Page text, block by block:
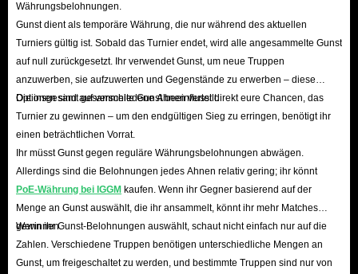
Währungsbelohnungen.
Gunst dient als temporäre Währung, die nur während des aktuellen
Turniers gültig ist. Sobald das Turnier endet, wird alle angesammelte Gunst
auf null zurückgesetzt. Ihr verwendet Gunst, um neue Truppen
anzuwerben, sie aufzuwerten und Gegenstände zu erwerben – diese
Optionen sind auf verschiedene Ahnen verteilt.
Die insgesamt gesammelte Gunst beeinflusst direkt eure Chancen, das
Turnier zu gewinnen – um den endgültigen Sieg zu erringen, benötigt ihr
einen beträchtlichen Vorrat.
Ihr müsst Gunst gegen reguläre Währungsbelohnungen abwägen.
Allerdings sind die Belohnungen jedes Ahnen relativ gering; ihr könnt
PoE-Währung bei IGGM kaufen. Wenn ihr Gegner basierend auf der
Menge an Gunst auswählt, die ihr ansammelt, könnt ihr mehr Matches
gewinnen.
Wenn ihr Gunst-Belohnungen auswählt, schaut nicht einfach nur auf die
Zahlen. Verschiedene Truppen benötigen unterschiedliche Mengen an
Gunst, um freigeschaltet zu werden, und bestimmte Truppen sind nur von